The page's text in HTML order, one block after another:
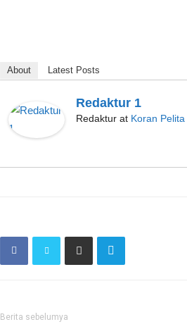
About Latest Posts
Redaktur 1
Redaktur at Koran Pelita
Berita sebelumya